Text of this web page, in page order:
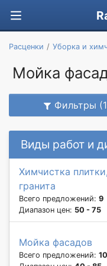
Расценки Уборка и
Мойка
Фильтры
Виды работ и
Химчистка
гранита
Всего предложений: 9
Диапазон цен: 50 - 75
Мойка фасадов
Всего предложений: 10